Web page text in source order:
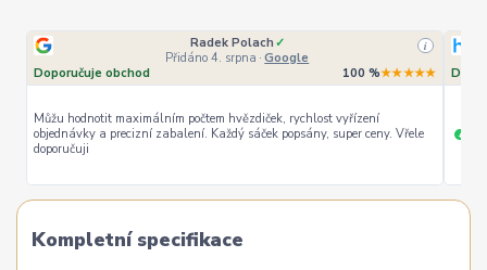
Radek Polach ✓
Přidáno 4. srpna · Google
i
Doporučuje obchod 100 %★★★★★
Můžu hodnotit maximálním počtem hvězdiček, rychlost vyřízení
objednávky a precizní zabalení. Každý sáček popsány, super ceny. Vřele
doporučuji
+
Kompletní specifikace